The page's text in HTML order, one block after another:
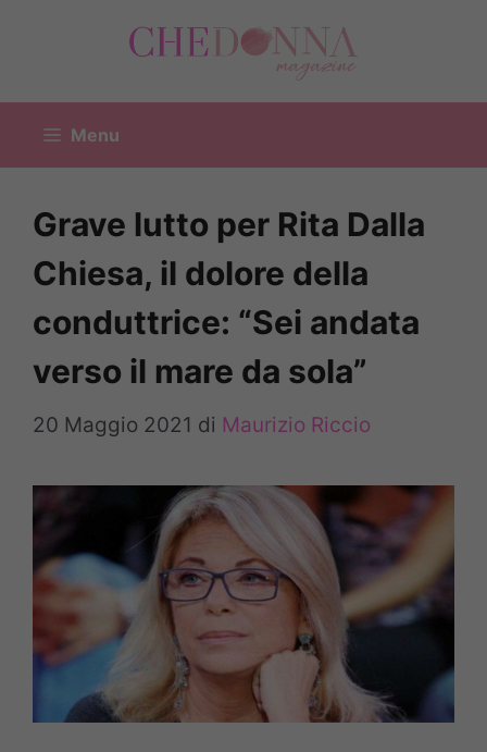
Menu
Grave lutto per Rita Dalla
Chiesa, il dolore della
conduttrice: “Sei andata
verso il mare da sola”
20 Maggio 2021 di Maurizio Riccio